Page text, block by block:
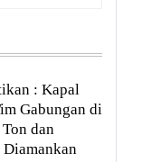
: Kapal
Gabungan di
dan